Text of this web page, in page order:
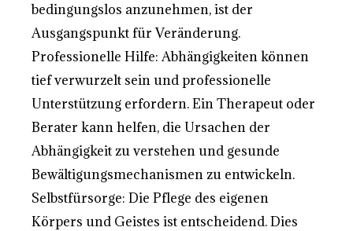
bedingungslos anzunehmen, ist der
Ausgangspunkt für Veränderung.
Professionelle Hilfe: Abhängigkeiten können
tief verwurzelt sein und professionelle
Unterstützung erfordern. Ein Therapeut oder
Berater kann helfen, die Ursachen der
Abhängigkeit zu verstehen und gesunde
Bewältigungsmechanismen zu entwickeln.
Selbstfürsorge: Die Pflege des eigenen
Körpers und Geistes ist entscheidend. Dies